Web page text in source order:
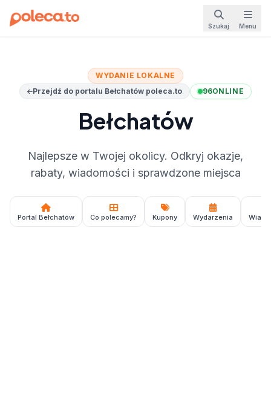
Szukaj Menu
WYDANIE LOKALNE
Przejdź do portalu Bełchatów poleca.to
96ONLINE
Bełchatów
Najlepsze w Twojej okolicy. Odkryj okazje,
rabaty, wiadomości i sprawdzone miejsca
Portal Bełchatów Co polecamy? Kupony Wydarzenia